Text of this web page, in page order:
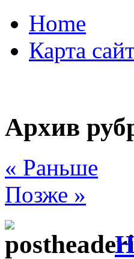
Home
Карта
Архив
« Раньше
Позже »